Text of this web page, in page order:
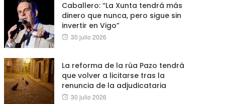
Caballero: “La Xunta tendrá más
dinero que nunca, pero sigue sin
invertir en Vigo”
Posted
30 julio 2026
La reforma de la rúa Pazo tendrá
que volver a licitarse tras la
renuncia de la adjudicataria
Posted
30 julio 2026